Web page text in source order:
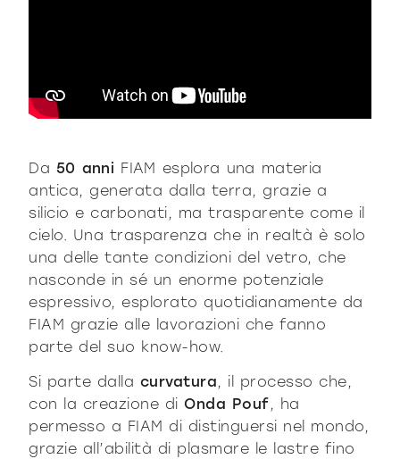
Da 50 anni FIAM esplora una materia
antica, generata dalla terra, grazie a
silicio e carbonati, ma trasparente come il
cielo. Una trasparenza che in realtà è solo
una delle tante condizioni del vetro, che
nasconde in sé un enorme potenziale
espressivo, esplorato quotidianamente da
FIAM grazie alle lavorazioni che fanno
parte del suo know-how.
Si parte dalla curvatura, il processo che,
con la creazione di Onda Pouf, ha
permesso a FIAM di distinguersi nel mondo,
grazie all’abilità di plasmare le lastre fino